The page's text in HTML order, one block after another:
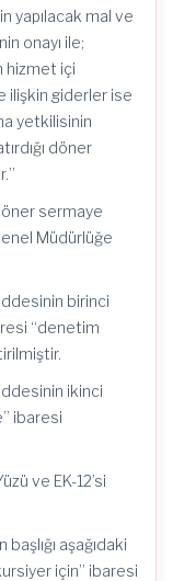
yapılacak mal ve
onayı ile;
hizmet içi
ilişkin giderler ise
yetkilisinin
döner
sermaye
Müdürlüğe
birinci
“denetim
ikinci
ibaresi
ve EK-12’si
başlığı aşağıdaki
için” ibaresi